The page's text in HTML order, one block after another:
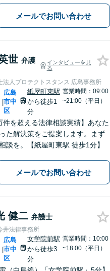
ご相談ください【夜間土日祝相談
【初回相談無料】【Zoom面談可】
メールでお問い合わせ
世 弁護
インタビューを見
る
法人プロテクトスタンス 広島事務所
|
広島
市中
区
紙屋町東駅
から徒歩1
分
営業時間：09:00
~21:00（平日）
件を超える法律相談実績】あなた
た解決策をご提案します。まず
談を。【紙屋町東駅 徒歩1分】
メールでお問い合わせ
健二 弁護士
井法律事務所
|
広島
市中
区
女学院前駅
から徒歩3
分
営業時間：10:00
~18:00（平日）